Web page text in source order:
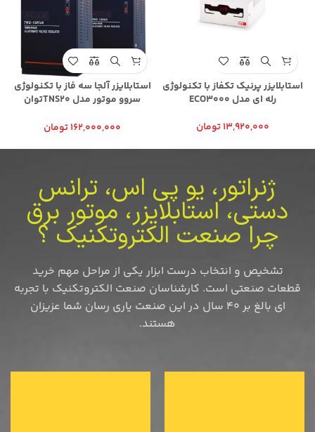
استابلایزر پرنیک تکفاز با تکنولوژی
رله ای مدل ECO3000
13,920,000تومان
استابلایزر آلجا سه فاز با تکنولوژی
سروو موتور مدل TNS20توان
162,000,000تومان
ژنراتور، یو پی اس، ترانس
دستی، استابلایزر، موتور برق
چرا صنعت الکتروتکنیک ؟
تشخیص و انتخاب درست ابزار یکی از مراحل مهم خرید
قطعات صنعتی است. کارشناسان صنعت الکتروتکنیک با تجربه
ای بالغ بر 40 سال در این صنعت یاری رسان شما عزیزان
هستند.